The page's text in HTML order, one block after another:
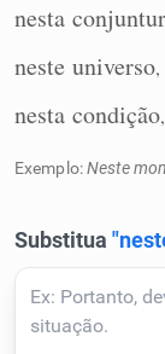
Sinônimos
nesta
neste universo,
nesta condição,
Exemplo:Neste